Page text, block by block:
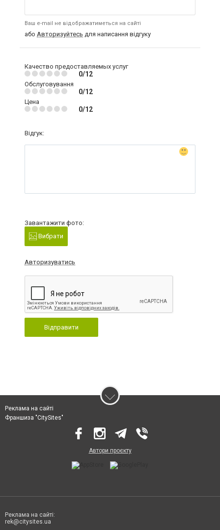
Ваш e-mail не відображатиметься на сайті
або Авторизуйтесь для написання відгуку
Качество предоставляемых услуг
0/12
Обслуговування
0/12
Цена
0/12
Відгук:
Завантажити фото:
Вибрати
Авторизуватись
Відправити
Реклама на сайті
Франшиза "CitySites"
Автори проєкту
Реклама на сайті:
rek@citysites.ua